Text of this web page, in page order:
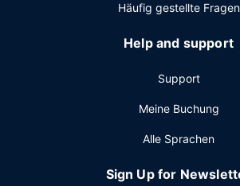
Zum Angebot gehören ein Express-
Check-out und eine rund um die Uhr
Wenn du eine Veranstaltung in Lanai City
(3770 Quadratmeter) großen
Veranstaltungsräumlichkeiten zählen
Häufig gestellte Fragen
Help and support
Support
Meine Buchung
Alle Sprachen
Sign Up for